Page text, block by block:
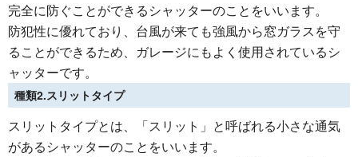
完全に防ぐことができるシャッターのことをいいます。
防犯性に優れており、台風が来ても強風から窓ガラスを守
ることができるため、ガレージにもよく使用されているシ
ャッターです。
種類2.スリットタイプ
スリットタイプとは、「スリット」と呼ばれる小さな通気
があるシャッターのことをいいます。